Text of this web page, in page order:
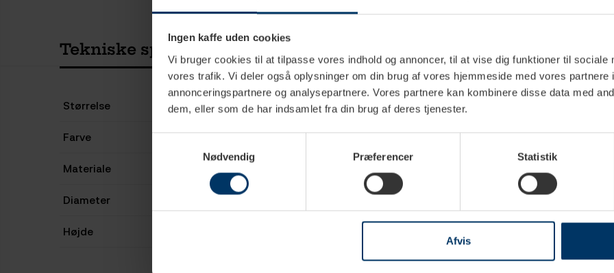
Ingen kaffe uden cookies
Vi bruger cookies til at tilpasse vores indhold og annoncer, til at vise dig funktioner til sociale
vores trafik. Vi deler også oplysninger om din brug af vores hjemmeside med vores partnere
annonceringspartnere og analysepartnere. Vores partnere kan kombinere disse data med
dem, eller som de har indsamlet fra din brug af deres tjenester.
Nødvendig
Præferencer Statistik
Afvis
Tekniske specifikationer
Størrelse 6,5 cl
Farve Grøn
Materiale
Diameter
Højde